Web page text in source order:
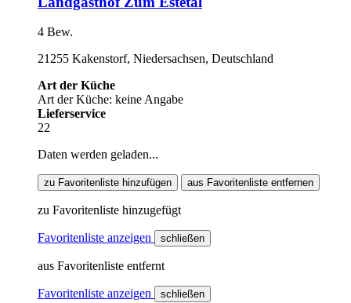
4 Bew.
21255 Kakenstorf, Niedersachsen, Deutschland
Art der Küche
Art der Küche: keine Angabe
Lieferservice
22
Daten werden geladen...
zu Favoritenliste hinzufügen aus Favoritenliste entfernen
zu Favoritenliste hinzugefügt
Favoritenliste anzeigen schließen
aus Favoritenliste entfernt
Favoritenliste anzeigen schließen